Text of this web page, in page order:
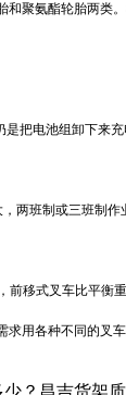
聚氨酯轮胎两类
把电池组卸下来
两班制或三班制作
移式叉车比平衡重
用各种不同的叉
？昌吉货架